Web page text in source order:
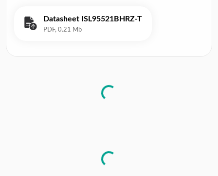
Datasheet ISL95521BHRZ-T